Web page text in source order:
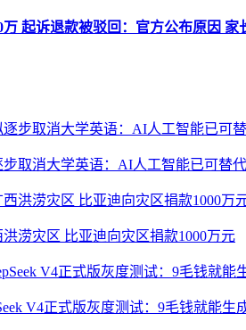
万 起诉退款被驳回：官方公布原因 家
取消大学英语：AI人工智能已可替
涝灾区 比亚迪向灾区捐款1000万元
V4正式版灰度测试：9毛钱就能生